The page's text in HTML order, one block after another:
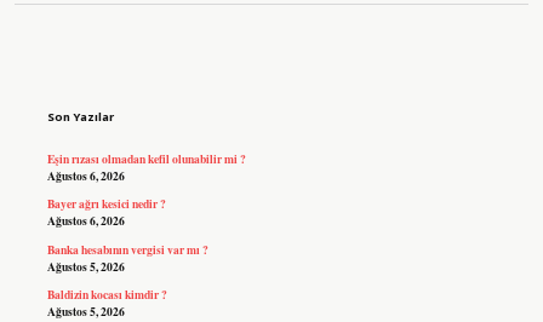
Son Yazılar
Eşin rızası olmadan kefil olunabilir mi ?
Ağustos 6, 2026
Bayer ağrı kesici nedir ?
Ağustos 6, 2026
Banka hesabının vergisi var mı ?
Ağustos 5, 2026
Baldizin kocası kimdir ?
Ağustos 5, 2026